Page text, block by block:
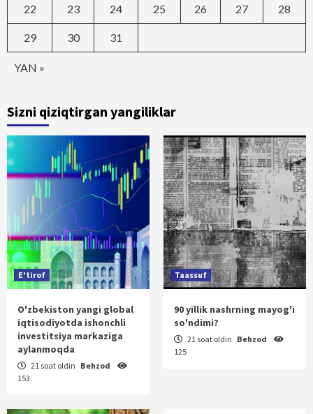
YAN »
22 23 24 25 26 27 28
29 30 31
Sizni qiziqtirgan yangiliklar
E'tirof
O'zbekiston yangi global
iqtisodiyotda ishonchli
investitsiya markaziga
aylanmoqda
21 soat oldin Behzod
153
Taassuf
90 yillik nashrning mayog'i
so'ndimi?
21 soat oldin Behzod
125